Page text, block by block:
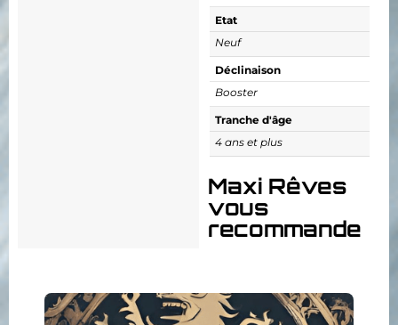
Etat
Neuf
Déclinaison
Booster
Tranche d'âge
4 ans et plus
Maxi Rêves
vous
recommande